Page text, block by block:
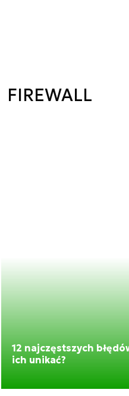
FIREWALL
12 najczęstszych
ich unikać?